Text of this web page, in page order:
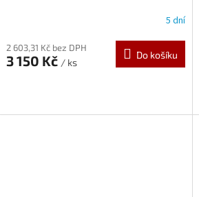
5 dní
2 603,31 Kč bez DPH
3 150 Kč / ks
Do košíku